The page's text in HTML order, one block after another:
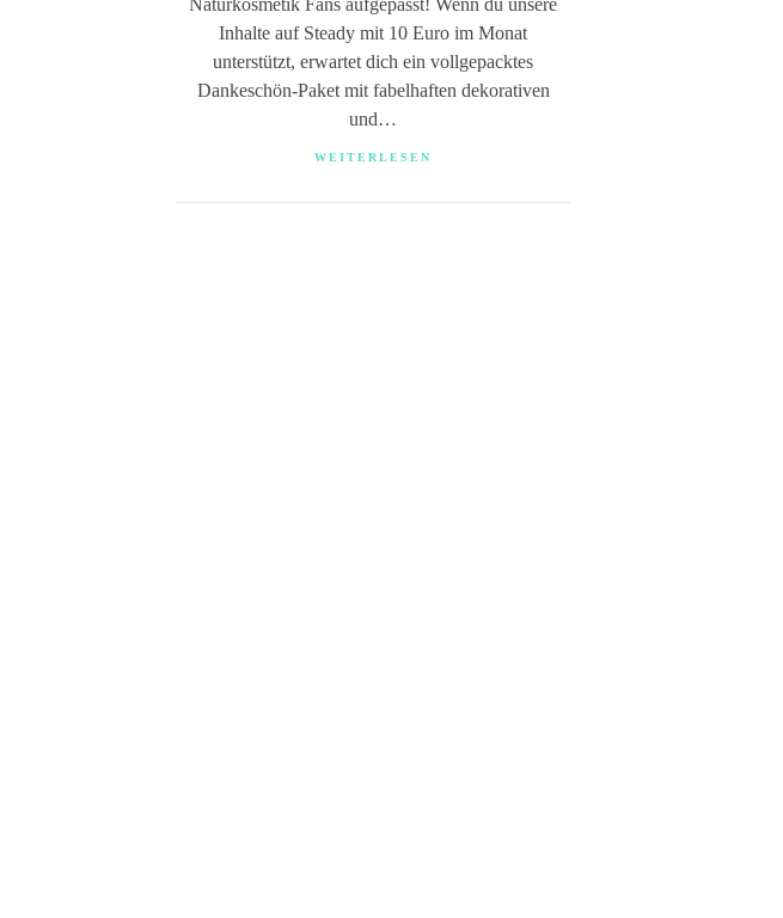
Naturkosmetik Fans aufgepasst! Wenn du unsere
Inhalte auf Steady mit 10 Euro im Monat
unterstützt, erwartet dich ein vollgepacktes
Dankeschön-Paket mit fabelhaften dekorativen
und…
WEITERLESEN